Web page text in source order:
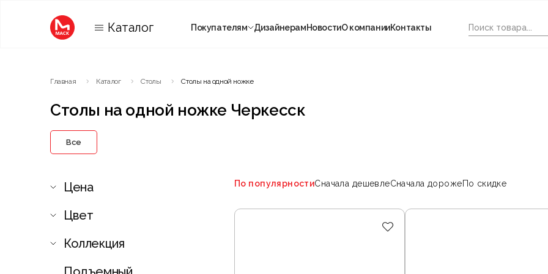
Каталог Покупателям ДизайнерамНовостиО компанииКонтакты
Главная Каталог Столы Столы на одной ножке
Столы на одной ножке Черкесск
Все
Цена
Цвет
Коллекция
По популярностиСначала дешевлеСначала дорожеПо скидке